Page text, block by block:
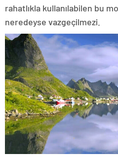
rahatlıkla kullanılabilen bu
neredeyse vazgeçilmezi.